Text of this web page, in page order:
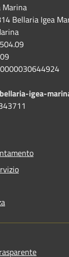
Marina
Bellaria Igea
igea-